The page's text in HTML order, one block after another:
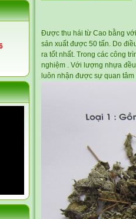
Được thu hái từ Cao bằng
sản xuất được 50 tấn. Do
ra tốt nhất. Trong các công
nghiệm . Với lượng nhựa
luôn nhận được sự quan